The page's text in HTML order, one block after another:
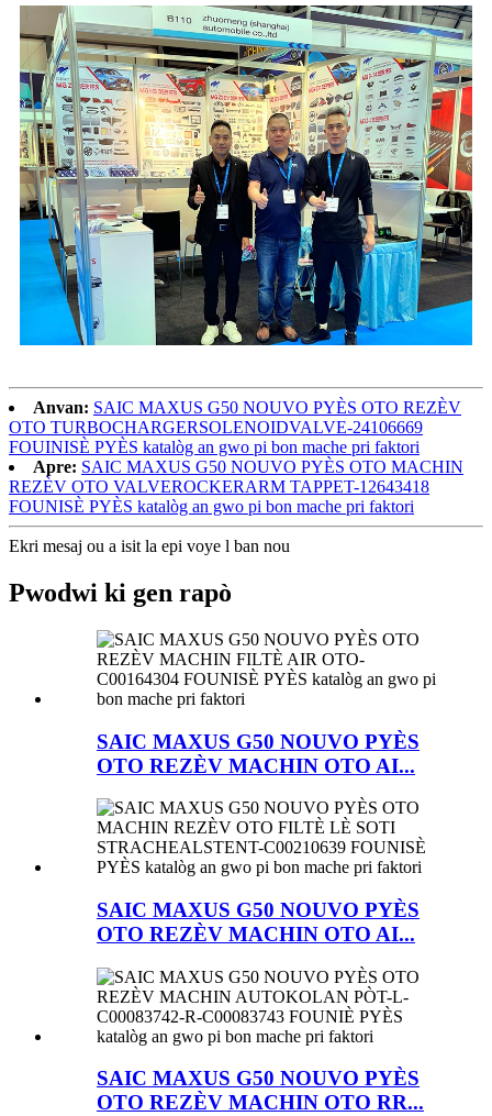
Anvan: SAIC MAXUS G50 NOUVO PYÈS OTO REZÈV
OTO TURBOCHARGERSOLENOIDVALVE-24106669
FOUINISÈ PYÈS katalòg an gwo pi bon mache pri faktori
Apre: SAIC MAXUS G50 NOUVO PYÈS OTO MACHIN
REZÈV OTO VALVEROCKERARM TAPPET-12643418
FOUNISÈ PYÈS katalòg an gwo pi bon mache pri faktori
Ekri mesaj ou a isit la epi voye l ban nou
Pwodwi ki gen rapò
SAIC MAXUS G50 NOUVO PYÈS
OTO REZÈV MACHIN OTO AI...
SAIC MAXUS G50 NOUVO PYÈS
OTO REZÈV MACHIN OTO AI...
SAIC MAXUS G50 NOUVO PYÈS
OTO REZÈV MACHIN OTO RR...